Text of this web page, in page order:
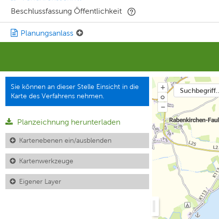
Beschlussfassung Öffentlichkeit
Planungsanlass
Sie können an dieser Stelle Einsicht in die
Karte des Verfahrens nehmen.
Planzeichnung herunterladen
Kartenebenen ein/ausblenden
Kartenwerkzeuge
Eigener Layer
Suchbegriff...
+
o
−